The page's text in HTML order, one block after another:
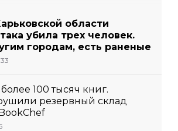
области
убила трех человек.
городам, есть раненые
100 тысяч книг.
резервный склад